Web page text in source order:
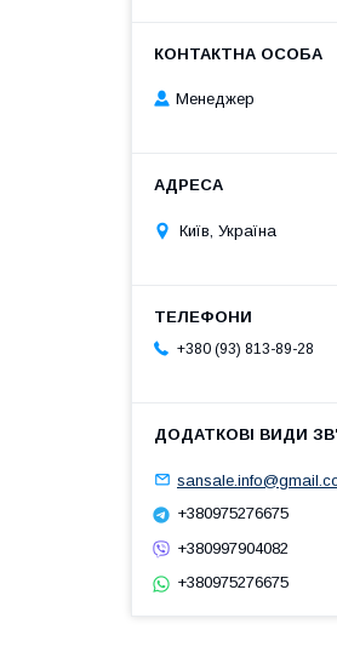
Менеджер
Київ, Україна
+380 (93) 813-89-28
+380975276675
+380997904082
+380975276675